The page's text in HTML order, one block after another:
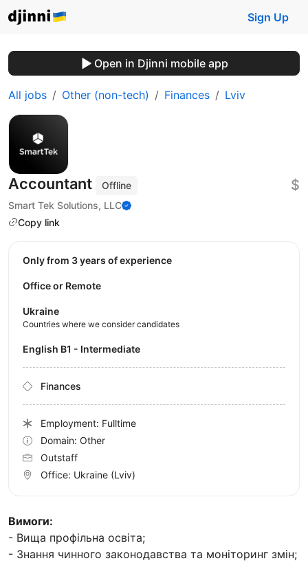
Sign Up
Open in Djinni mobile app
All jobs Other (non-tech) Finances Lviv
Accountant
Offline
Smart Tek Solutions, LLC
Copy link
$
Вимоги:
- Вища профільна освіта;
- Знання чинного законодавства та моніторинг змін;
Only from 3 years of experience
Office or Remote
Ukraine
Countries where we consider candidates
English B1 - Intermediate
Finances
Employment: Fulltime
Domain: Other
Outstaff
Office: Ukraine (Lviv)